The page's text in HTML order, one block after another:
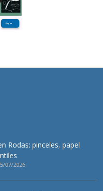
Rodas: pinceles, papel
07/2026